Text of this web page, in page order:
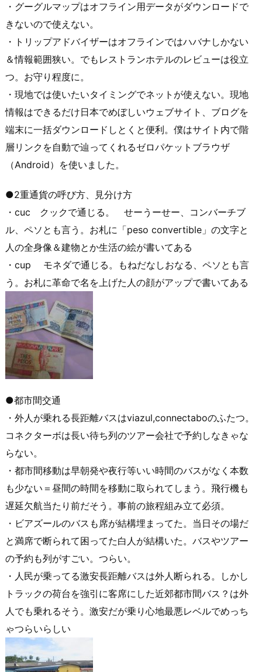
・グーグルマップはオフライン用データがダウンロードで
きないので使えない。
・トリップアドバイザーはオフラインではハバナしかない
＆情報範囲狭い。でもレストランホテルのレビューは役立
つ。お守り程度に。
・現地では使いたいタイミングでネットが使えない。現地
情報はできるだけ日本でめぼしいウェブサイト、ブログを
端末に一括ダウンロードしとくと便利。僕はサイト内で階
層リンクを自動で辿ってくれるゼロパケットブラウザ
（Android）を使いました。
●2重通貨の呼び方、見分け方
・cuc クックで通じる。 せーうーせー、コンバーチブ
ル、ペソとも言う。お札に「peso convertible」の文字と
人の全身像＆建物とか生活の絵が書いてある
・cup モネダで通じる。もねだなしおなる、ペソとも言
う。お札に革命で名を上げた人の顔がアップで書いてある
●都市間交通
・外人が乗れる長距離バスはviazul,connectaboのふたつ。
コネクターボは長い待ち列のツアー会社で予約しなきゃな
らない。
・都市間移動は早朝発や夜行等いい時間のバスがなく本数
も少ない＝昼間の時間を移動に取られてしまう。飛行機も
遅延欠航当たり前だそう。事前の旅程組み立て必須。
・ビアズールのバスも席が結構埋まってた。当日その場だ
と満席で断られて困ってた白人が結構いた。バスやツアー
の予約も列がすごい。つらい。
・人民が乗ってる激安長距離バスは外人断られる。しかし
トラックの荷台を強引に客席にした近郊都市間バス？は外
人でも乗れるそう。激安だが乗り心地最悪レベルでめっち
ゃつらいらしい